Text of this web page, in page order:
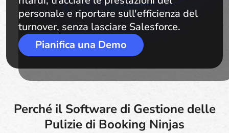
personale e riportare sull'efficienza del
turnover, senza lasciare Salesforce.
Pianifica una Demo
Perché il Software di Gestione delle
Pulizie di Booking Ninjas